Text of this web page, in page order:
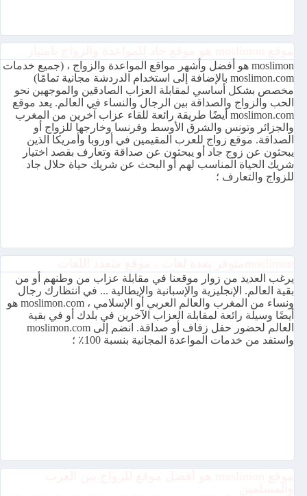
moslimon هو أفضل وأشهر مواقع المواعدة والزواج ، (جميع خدمات
moslimon.com بالإضافة إلى استخدام الدردشة مجانية تمامًا)
مخصص بشكل أساسي لمقابلة العزاب الصادقين والموجهين نحو
الحب والزواج والصداقة بين الرجال والنساء في العالم. يعد موقع
moslimon.com أيضًا طريقة رائعة للقاء عزاب آخرين من المغرب
والجزائر وتونس والشرق الأوسط وفرنسا وخارجها للزواج أو
الصداقة. موقع زواج للعرب المقيمين في أوروبا وأمريكا الذين
يبحثون عن زوج جاد أو يبحثون عن صداقة وتعارف بقصد اختيار
شريك الحياة المناسب لهم أو البحث عن شريك حياة حلال جاد
للزواج والتعارف ؛
يرغب العديد من زوار موقعنا في مقابلة عزاب من وطنهم أو من
بقية العالم. الإنجليزية والإسبانية والإيطالية ... في انتظارك رجال
ونساء من المغرب والعالم العربي أو الإسلامي ، moslimon.com هو
أيضًا وسيلة رائعة لمقابلة العزاب الآخرين في بلدك أو في بقية
العالم لحضور حفل زفاف أو صداقة. انضم إلى moslimon.com
واستفد من خدمات المواعدة المجانية بنسبة 100٪ ؛